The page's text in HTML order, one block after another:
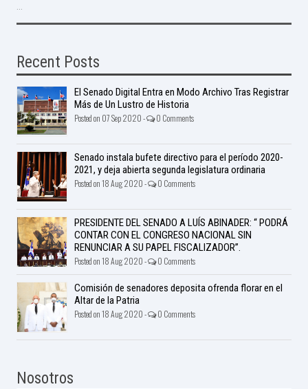
...
Recent Posts
El Senado Digital Entra en Modo Archivo Tras Registrar
Más de Un Lustro de Historia
Posted on 07 Sep 2020 - 0 Comments
Senado instala bufete directivo para el período 2020-
2021, y deja abierta segunda legislatura ordinaria
Posted on 18 Aug 2020 - 0 Comments
PRESIDENTE DEL SENADO A LUÍS ABINADER: “ PODRÁ
CONTAR CON EL CONGRESO NACIONAL SIN
RENUNCIAR A SU PAPEL FISCALIZADOR”.
Posted on 18 Aug 2020 - 0 Comments
Comisión de senadores deposita ofrenda florar en el
Altar de la Patria
Posted on 18 Aug 2020 - 0 Comments
Nosotros